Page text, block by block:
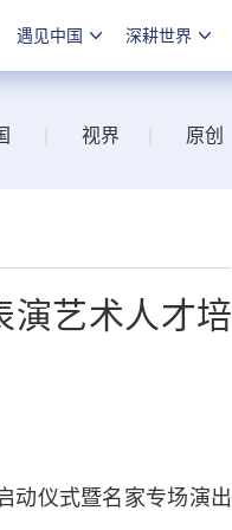
遇见中国 深耕世界
视界 原创
演艺术人才培
动仪式暨名家专场演出